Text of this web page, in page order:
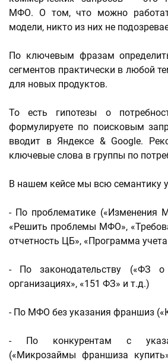
МФО. О том, что можно
модели, никто из них не
По ключевым фразам
сегментов практически в любой
для новых продуктов.
То есть гипотезы о
формулируете по поисковым
вводит в Яндексе & Google.
ключевые слова в группы по
В нашем кейсе мы всю семантику
- По проблематике («Изменения
«Решить проблемы МФО»,
отчетность ЦБ», «Программа
- По законодательству («ФЗ о
организациях», «151 ФЗ» и т.д.)
- По МФО без указания франшиз
- По конкурентам с
(«Микрозаймы франшиза